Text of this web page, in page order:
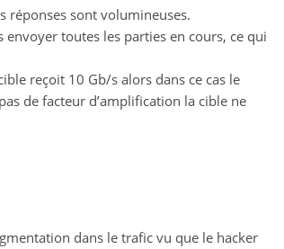
réponses sont volumineuses.
toutes les parties en cours, ce qui
reçoit 10 Gb/s alors dans ce cas le
de facteur d’amplification la cible ne
dans le trafic vu que le hacker